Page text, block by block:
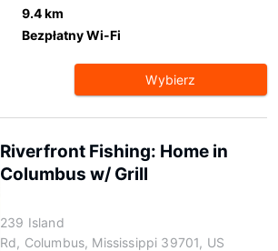
9.4 km
Bezpłatny Wi-Fi
Wybierz
Riverfront Fishing: Home in
Columbus w/ Grill
239 Island
Rd, Columbus, Mississippi 39701, US